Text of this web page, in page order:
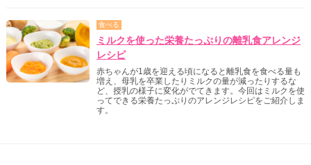
食べる
ミルクを使った栄養たっぷりの離乳食アレンジ
レシピ
赤ちゃんが1歳を迎える頃になると離乳食を食べる量も
増え、母乳を卒業したりミルクの量が減ったりするな
ど、授乳の様子に変化がでてきます。今回はミルクを使
ってできる栄養たっぷりのアレンジレシピをご紹介しま
す。